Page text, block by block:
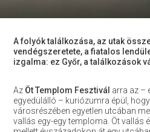
A folyók találkozása, az utak
vendégszeretete, a fiatalos
izgalma: ez Győr, a találkozások
Az Öt Templom Fesztivál arra az –
egyedülálló – kuriózumra épül,
városrészében egyetlen utcában
vallás egy-egy temploma. Öt vallás